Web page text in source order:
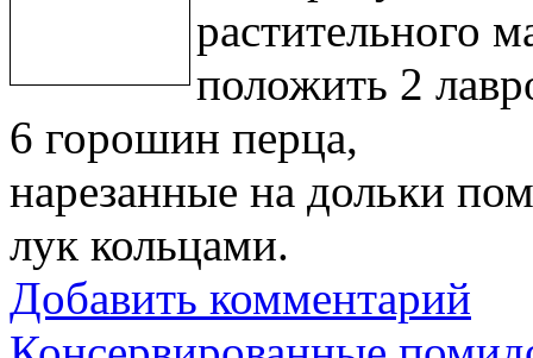
растительного
положить 2
6 горошин перца,
нарезанные на дольки
лук кольцами.
Добавить комментарий